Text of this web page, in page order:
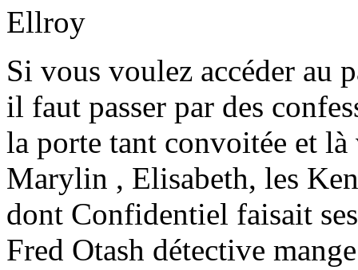
Si vous voulez accéder au
il faut passer par des
la porte tant convoitée et
Marylin , Elisabeth, les
dont Confidentiel faisait
Fred Otash détective